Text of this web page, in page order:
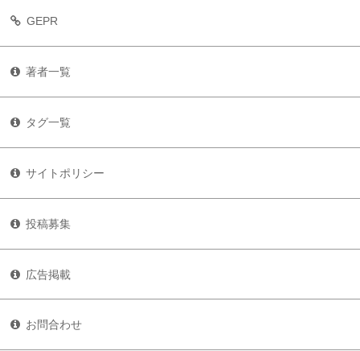
GEPR
著者一覧
タグ一覧
サイトポリシー
投稿募集
広告掲載
お問合わせ